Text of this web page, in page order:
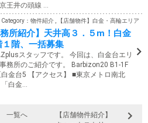
王井の頭線 …
Category：物件紹介 , 【店舗物件】白金・高輪エリア
務所紹介】天井高３．５m！白金
１階、一括募集
スタッフです。 今回は、白金台エリ
務所のご紹介です。 Barbizon20 B1-1F
白金台5 【アクセス】 ■東京メトロ南北
白金…
一覧へ
【店舗物件紹介】